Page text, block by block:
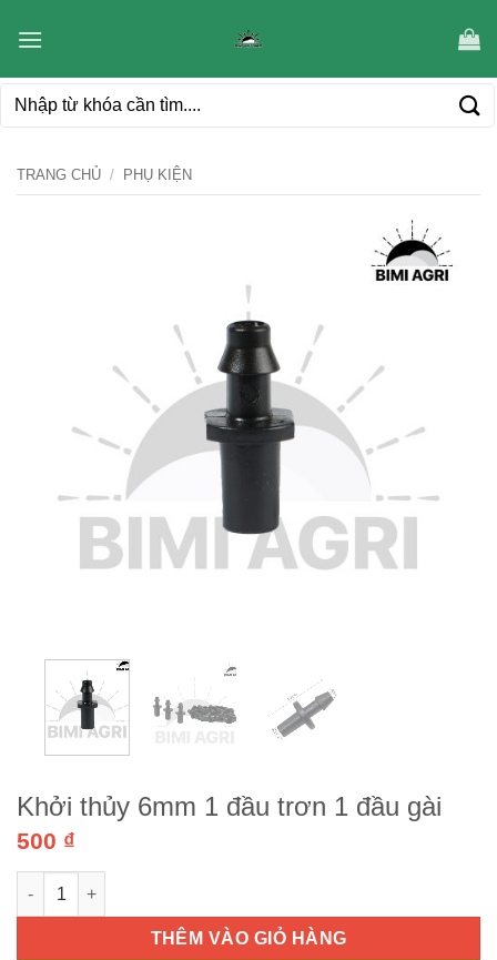
qua
dung
Tìm
TRANG CHỦ / PHỤ KIỆN
Khởi thủy 6mm 1 đầu trơn 1 đầu gài
500 ₫
Khởi thủy 6mm 1 đầu trơn 1 đầu gài số lượng
THÊM VÀO GIỎ HÀNG